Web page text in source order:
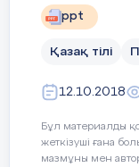
Стили
научный
ppt
Қазақ тілі
12.10.2018
Бұл материалды
жеткізуші ғана
мазмұны мен